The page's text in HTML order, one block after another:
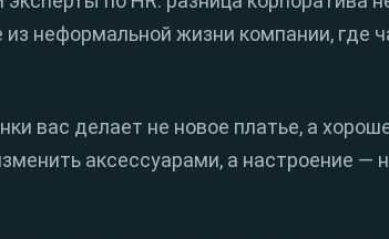
неформальной жизни компании, где
вас делает не новое платье, а
аксессуарами, а настроение —